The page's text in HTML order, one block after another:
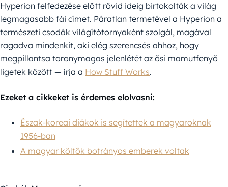
Hyperion felfedezése előtt rövid ideig birtokolták a világ
legmagasabb fái címet. Páratlan termetével a Hyperion a
természeti csodák világítótornyaként szolgál, magával
ragadva mindenkit, aki elég szerencsés ahhoz, hogy
megpillantsa toronymagas jelenlétét az ősi mamutfenyő
ligetek között — írja a How Stuff Works.
Ezeket a cikkeket is érdemes elolvasni:
Észak-koreai diákok is segítettek a magyaroknak
1956-ban
A magyar költők botrányos emberek voltak